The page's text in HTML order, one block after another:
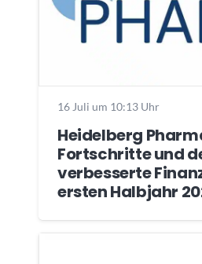
16 Juli um 10:13 Uhr
Heidelberg
Fortschritte und
verbesserte
ersten Halbjahr